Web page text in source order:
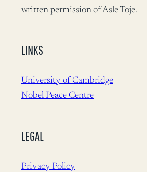
written permission of Asle Toje.
LINKS
University of Cambridge
Nobel Peace Centre
LEGAL
Privacy Policy